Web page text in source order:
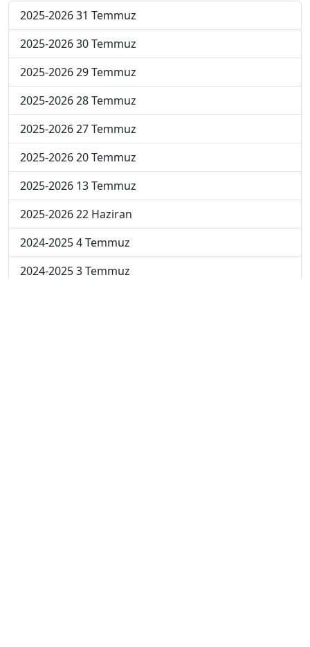
2025-2026 31 Temmuz
2025-2026 30 Temmuz
2025-2026 29 Temmuz
2025-2026 28 Temmuz
2025-2026 27 Temmuz
2025-2026 20 Temmuz
2025-2026 13 Temmuz
2025-2026 22 Haziran
2024-2025 4 Temmuz
2024-2025 3 Temmuz